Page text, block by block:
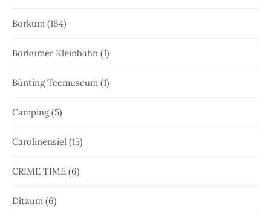
Borkum (164)
Borkumer Kleinbahn (1)
Bünting Teemuseum (1)
Camping(5)
Carolinensiel (15)
CRIME TIME (6)
Ditzum (6)